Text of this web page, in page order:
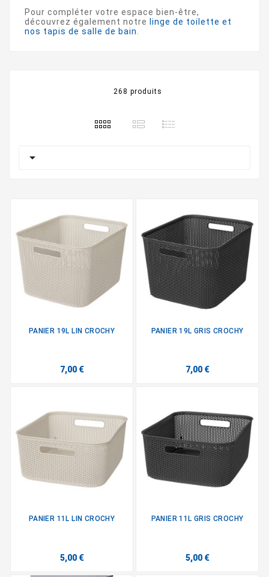
Pour compléter votre espace bien-être,
découvrez également notre
linge de toilette et
nos tapis de salle de bain
268 produits

PANIER 19L LIN CROCHY
7,00 €
PANIER 19L GRIS CROCHY
7,00 €
PANIER 11L LIN CROCHY
5,00 €
PANIER 11L GRIS CROCHY
5,00 €